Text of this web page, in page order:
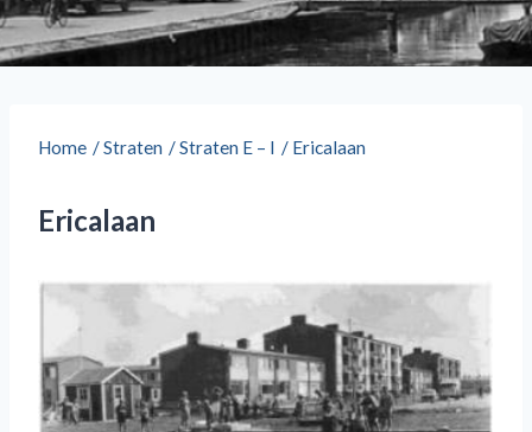
Home /Straten /Straten E – I / Ericalaan
Ericalaan